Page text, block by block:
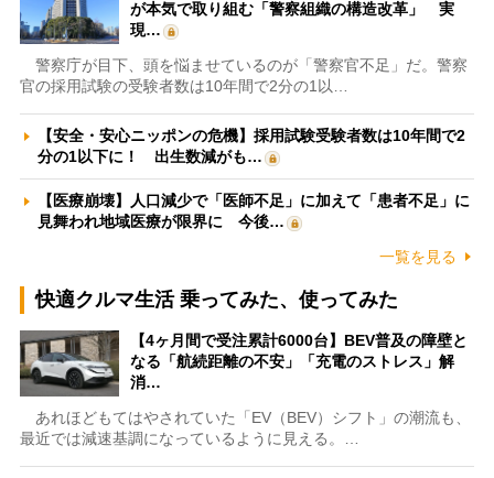
が本気で取り組む「警察組織の構造改革」 実
現…
警察庁が目下、頭を悩ませているのが「警察官不足」だ。警察
官の採用試験の受験者数は10年間で2分の1以…
【安全・安心ニッポンの危機】採用試験受験者数は10年間で2
分の1以下に！ 出生数減がも…
【医療崩壊】人口減少で「医師不足」に加えて「患者不足」に
見舞われ地域医療が限界に 今後…
一覧を見る
快適クルマ生活 乗ってみた、使ってみた
【4ヶ月間で受注累計6000台】BEV普及の障壁と
なる「航続距離の不安」「充電のストレス」解
消…
あれほどもてはやされていた「EV（BEV）シフト」の潮流も、
最近では減速基調になっているように見える。…